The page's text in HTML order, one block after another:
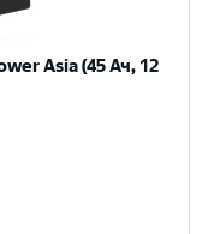
Asia (45 Ач, 12